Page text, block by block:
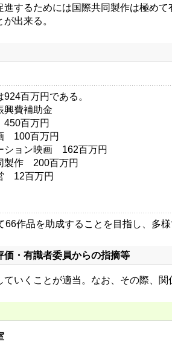
するためには国際共同製作は極め
出来る。
百万円である。
興費補助金
万円
百万円
映画 162百万円
200百万円
万円
作品を助成することを目指し、多
価・有識者委員からの指摘等
いくことが適当。なお、その際、関